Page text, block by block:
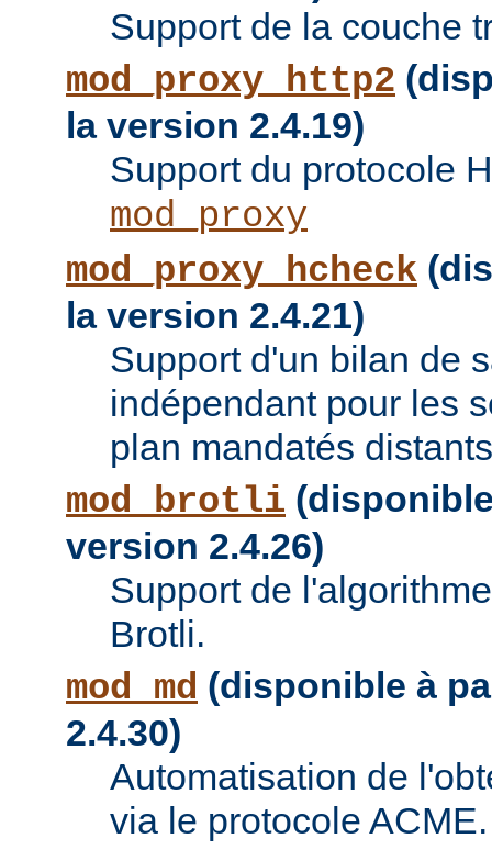
Support de la couche
mod_proxy_http2
la version 2.4.19)
Support du protocole
mod_proxy
mod_proxy_hcheck
la version 2.4.21)
Support d'un bilan de
indépendant pour les
plan mandatés
mod_brotli
version 2.4.26)
Support de
Brotli.
mod_md (disponible à
2.4.30)
Automatisation de
via le protocole ACME.